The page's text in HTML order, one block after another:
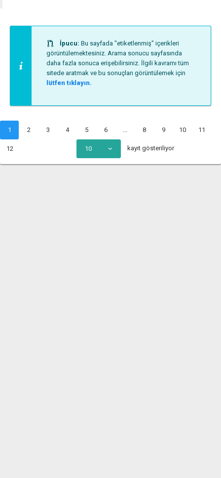
İpucu: Bu sayfada "etiketlenmiş" içerikleri
görüntülemektesiniz. Arama sonucu sayfasında
daha fazla sonuca erişebilirsiniz. İlgili kavramı tüm
sitede aratmak ve bu sonuçları görüntülemek için
lütfen tıklayın.
1 2 3 4 5 6 ... 8 9 10 11
12 10 kayıt gösteriliyor